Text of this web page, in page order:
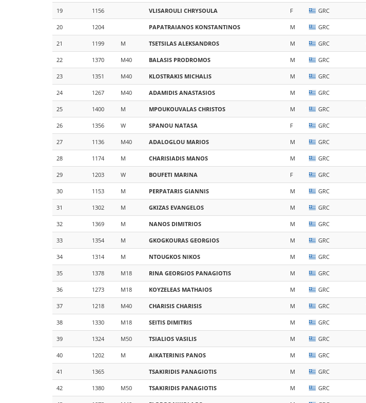
19 1156 VLISAROULI CHRYSOULA F GRC
20 1204 PAPATRAIANOS KONSTANTINOS M GRC
21 1199 M TSETSILAS ALEKSANDROS M GRC
22 1370 M40 BALASIS PRODROMOS M GRC
23 1351 M40 KLOSTRAKIS MICHALIS M GRC
24 1267 M40 ADAMIDIS ANASTASIOS M GRC
25 1400 M MPOUKOUVALAS CHRISTOS M GRC
26 1356 W SPANOU NATASA F GRC
27 1136 M40 ADALOGLOU MARIOS M GRC
28 1174 M CHARISIADIS MANOS M GRC
29 1203 W BOUFETI MARINA F GRC
30 1153 M PERPATARIS GIANNIS M GRC
31 1302 M GKIZAS EVANGELOS M GRC
32 1369 M NANOS DIMITRIOS M GRC
33 1354 M GKOGKOURAS GEORGIOS M GRC
34 1314 M NTOUGKOS NIKOS M GRC
35 1378 M18 RINA GEORGIOS PANAGIOTIS M GRC
36 1273 M18 KOYZELEAS MATHAIOS M GRC
37 1218 M40 CHARISIS CHARISIS M GRC
38 1330 M18 SEITIS DIMITRIS M GRC
39 1324 M50 TSIALIOS VASILIS M GRC
40 1202 M AIKATERINIS PANOS M GRC
41 1365 TSAKIRIDIS PANAGIOTIS M GRC
42 1380 M50 TSAKIRIDIS PANAGIOTIS M GRC